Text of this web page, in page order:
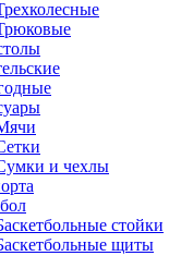
и чехлы
стойки
щиты